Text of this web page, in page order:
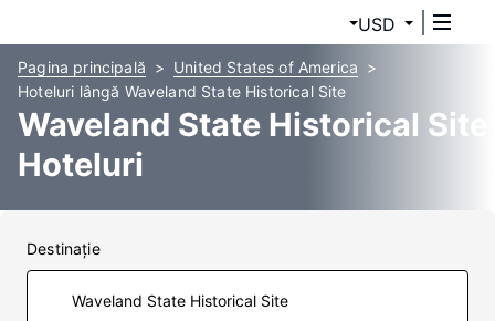
USD
Pagina principală
United States of America
Hoteluri lângă Waveland State Historical Site
Waveland State Historical Site
Hoteluri
Destinaţie